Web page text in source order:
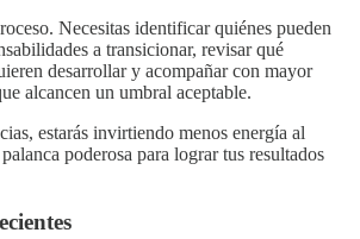
Necesitas identificar quiénes pueden
a transicionar, revisar qué
desarrollar y acompañar con mayor
alcancen un umbral aceptable.
estarás invirtiendo menos energía al
poderosa para lograr tus resultados